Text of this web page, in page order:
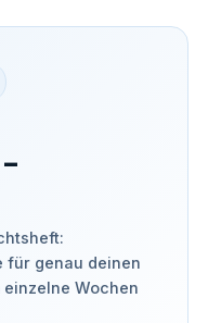
für genau deinen
Wochen